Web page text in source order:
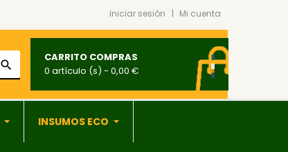
Iniciar sesión Mi cuenta
search
CARRITO COMPRAS
0 artículo (s) - 0,00 €
INSUMOS ECO